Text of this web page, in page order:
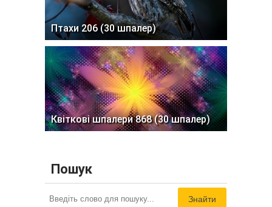
Птахи 206 (30 шпалер)
Квіткові шпалери 868 (30 шпалер)
Пошук
Знайти